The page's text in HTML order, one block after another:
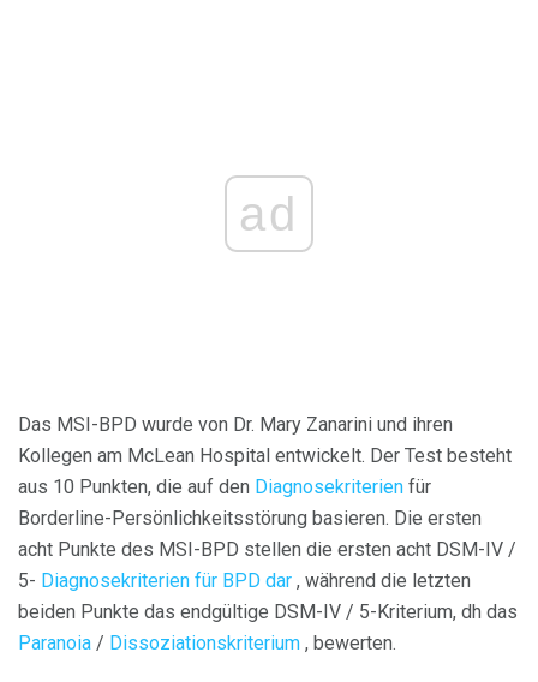
ad
Das MSI-BPD wurde von Dr. Mary Zanarini und ihren
Kollegen am McLean Hospital entwickelt. Der Test besteht
aus 10 Punkten, die auf den Diagnosekriterien für
Borderline-Persönlichkeitsstörung basieren. Die ersten
acht Punkte des MSI-BPD stellen die ersten acht DSM-IV /
5- Diagnosekriterien für BPD dar , während die letzten
beiden Punkte das endgültige DSM-IV / 5-Kriterium, dh das
Paranoia / Dissoziationskriterium , bewerten.